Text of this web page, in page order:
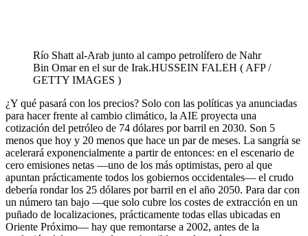
Río Shatt al-Arab junto al campo petrolífero de Nahr
Bin Omar en el sur de Irak.HUSSEIN FALEH ( AFP /
GETTY IMAGES )
¿Y qué pasará con los precios? Solo con las políticas ya anunciadas
para hacer frente al cambio climático, la AIE proyecta una
cotización del petróleo de 74 dólares por barril en 2030. Son 5
menos que hoy y 20 menos que hace un par de meses. La sangría se
acelerará exponencialmente a partir de entonces: en el escenario de
cero emisiones netas —­uno de los más optimistas, pero al que
apuntan prácticamente todos los gobiernos occidentales— el crudo
debería rondar los 25 dólares por barril en el año 2050. Para dar con
un número tan bajo —que solo cubre los costes de extracción en un
puñado de localizaciones, prácticamente todas ellas ubicadas en
Oriente Próximo— hay que remontarse a 2002, antes de la